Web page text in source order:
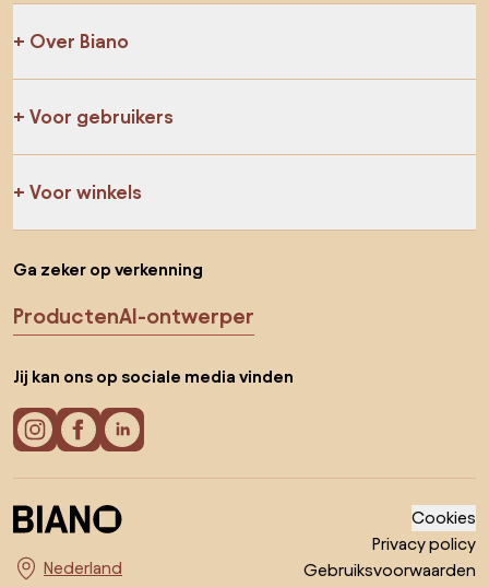
Over Biano
Voor gebruikers
Voor winkels
Ga zeker op verkenning
ProductenAI-ontwerper
Jij kan ons op sociale media vinden
Kies land
Cookies
Privacy policy
Gebruiksvoorwaarden